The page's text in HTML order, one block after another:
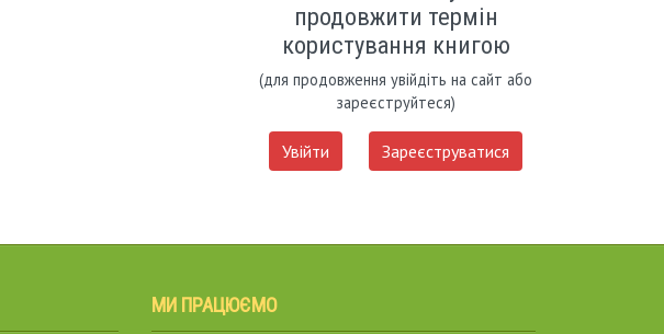
продовжити термін
користування книгою
(для продовження увійдіть на сайт або
зареєструйтеся)
Увійти Зареєструватися
МИ ПРАЦЮЄМО